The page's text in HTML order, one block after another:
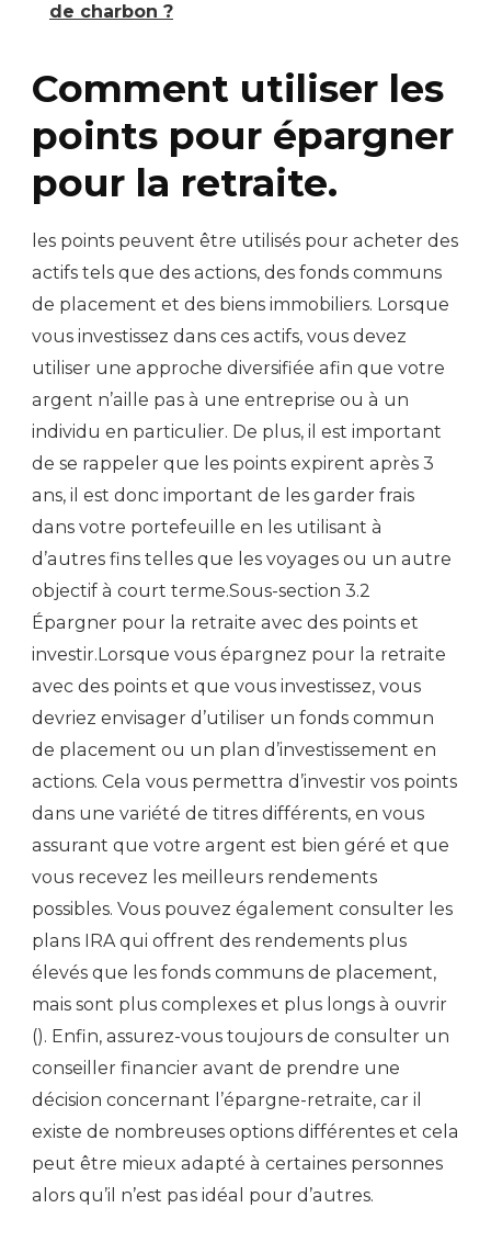
de charbon ?
Comment utiliser les
points pour épargner
pour la retraite.
les points peuvent être utilisés pour acheter des
actifs tels que des actions, des fonds communs
de placement et des biens immobiliers. Lorsque
vous investissez dans ces actifs, vous devez
utiliser une approche diversifiée afin que votre
argent n’aille pas à une entreprise ou à un
individu en particulier. De plus, il est important
de se rappeler que les points expirent après 3
ans, il est donc important de les garder frais
dans votre portefeuille en les utilisant à
d’autres fins telles que les voyages ou un autre
objectif à court terme.Sous-section 3.2
Épargner pour la retraite avec des points et
investir.Lorsque vous épargnez pour la retraite
avec des points et que vous investissez, vous
devriez envisager d’utiliser un fonds commun
de placement ou un plan d’investissement en
actions. Cela vous permettra d’investir vos points
dans une variété de titres différents, en vous
assurant que votre argent est bien géré et que
vous recevez les meilleurs rendements
possibles. Vous pouvez également consulter les
plans IRA qui offrent des rendements plus
élevés que les fonds communs de placement,
mais sont plus complexes et plus longs à ouvrir
(). Enfin, assurez-vous toujours de consulter un
conseiller financier avant de prendre une
décision concernant l’épargne-retraite, car il
existe de nombreuses options différentes et cela
peut être mieux adapté à certaines personnes
alors qu’il n’est pas idéal pour d’autres.